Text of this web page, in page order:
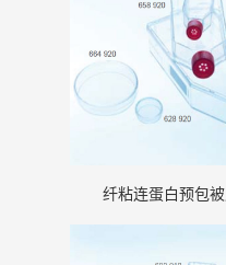
纤粘连蛋白预包